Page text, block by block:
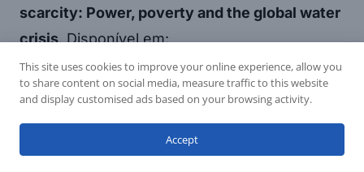
scarcity: Power, poverty and the global water
crisis. Disponível em:
http://hdr.undp.org/sites/default/files/reports/
267/hdr06-complete.pdf. Acesso em: 7 abr.
This site uses cookies to improve your online experience, allow you
to share content on social media, measure traffic to this website
and display customised ads based on your browsing activity.
Accept